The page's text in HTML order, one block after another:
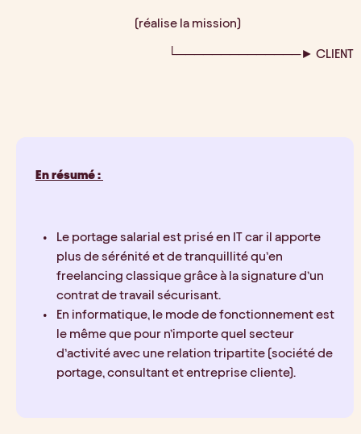
(réalise la mission)
└──────────────► CLIENT
En résumé :
Le portage salarial est prisé en IT car il apporte
plus de sérénité et de tranquillité qu’en
freelancing classique grâce à la signature d’un
contrat de travail sécurisant.
En informatique, le mode de fonctionnement est
le même que pour n’importe quel secteur
d’activité avec une relation tripartite (société de
portage, consultant et entreprise cliente).